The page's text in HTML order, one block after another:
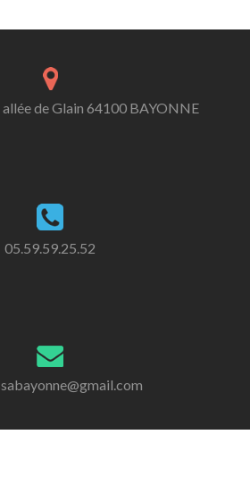
allée de Glain 64100 BAYONNE
05.59.59.25.52